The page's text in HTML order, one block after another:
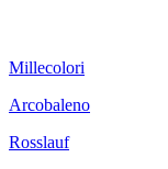
Millecolori
Arcobaleno
Rosslauf